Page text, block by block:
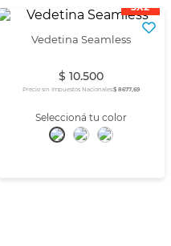
3X2
Vedetina Seamless
$ 10.500
Precio sin Impuestos Nacionales:$ 8677,69